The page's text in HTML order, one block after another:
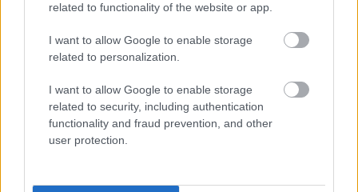
related to functionality of the website or app.
I want to allow Google to enable storage
related to personalization.
I want to allow Google to enable storage
related to security, including authentication
functionality and fraud prevention, and other
user protection.